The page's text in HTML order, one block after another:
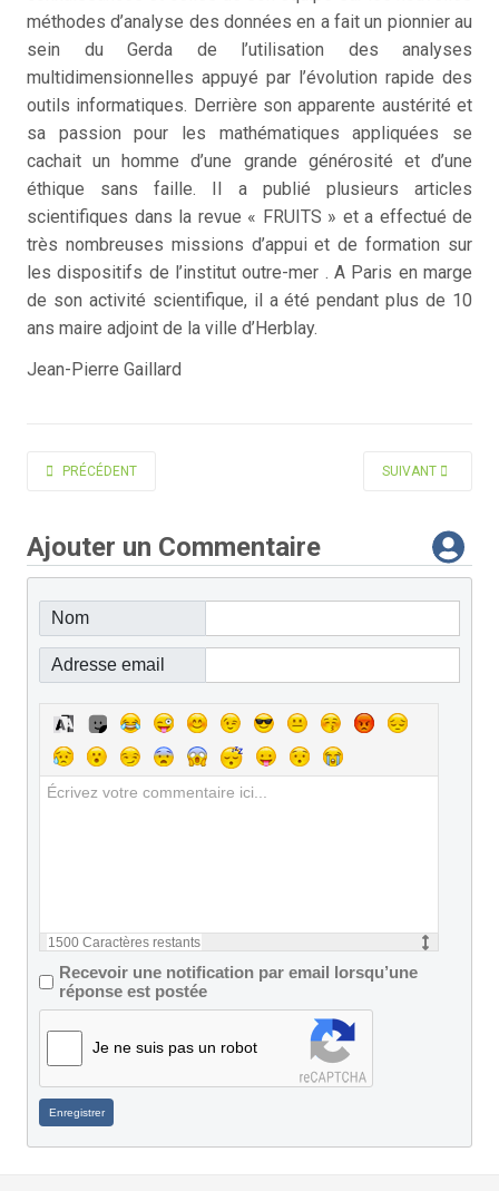
méthodes d’analyse des données en a fait un pionnier au
sein du Gerda de l’utilisation des analyses
multidimensionnelles appuyé par l’évolution rapide des
outils informatiques. Derrière son apparente austérité et
sa passion pour les mathématiques appliquées se
cachait un homme d’une grande générosité et d’une
éthique sans faille. Il a publié plusieurs articles
scientifiques dans la revue « FRUITS » et a effectué de
très nombreuses missions d’appui et de formation sur
les dispositifs de l’institut outre-mer . A Paris en marge
de son activité scientifique, il a été pendant plus de 10
ans maire adjoint de la ville d’Herblay.
Jean-Pierre Gaillard
ARTICLE PRÉCÉDENT : NOLIN JACQUES
PRÉCÉDENT ARTICLE SUIVANT
SUIVANT
Ajouter un Commentaire
Nom
Adresse email
1500 Caractères restants
Recevoir une notification par email lorsqu’une
réponse est postée
Je ne suis pas un robot
Enregistrer